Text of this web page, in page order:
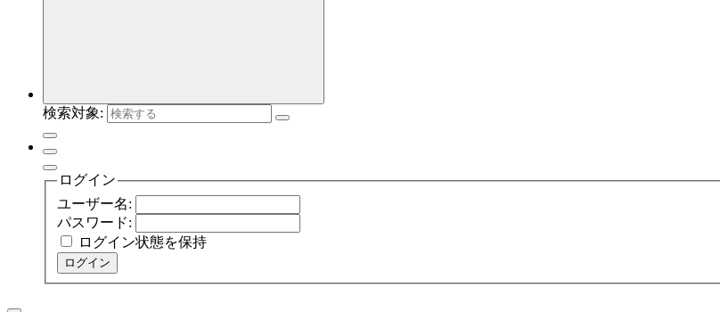
検索対象:
ログイン
ユーザー名:
パスワード:
ログイン状態を保持
ログイン